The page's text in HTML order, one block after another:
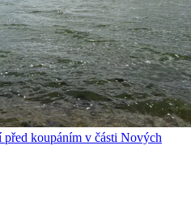
koupáním v části Nových